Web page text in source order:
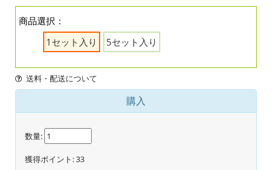
商品選択：
1セット入り
5セット入り
送料・配送について
購入
数量:
獲得ポイント:33